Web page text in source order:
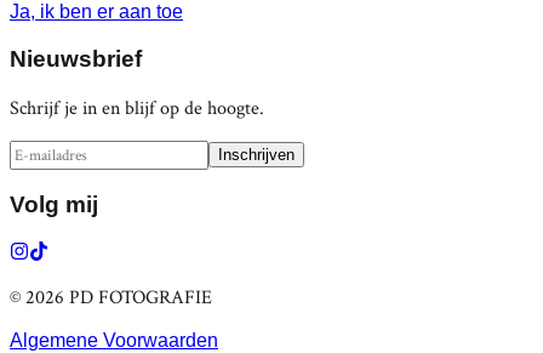
Ja, ik ben er aan toe
Nieuwsbrief
Schrijf je in en blijf op de hoogte.
Inschrijven
Volg mij
© 2026 PD FOTOGRAFIE
Algemene Voorwaarden